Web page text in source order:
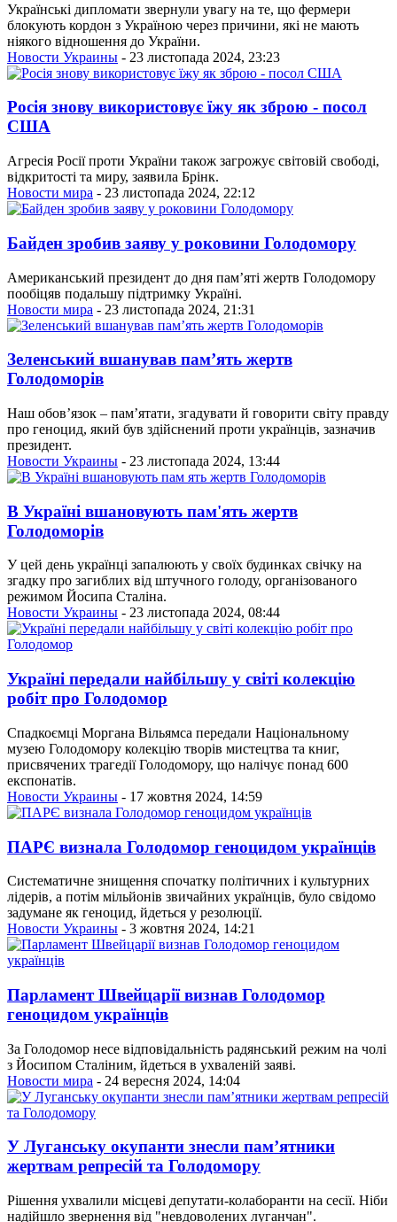
Українські дипломати звернули увагу на те, що фермери
блокують кордон з Україною через причини, які не мають
ніякого відношення до України.
Новости Украины - 23 листопада 2024, 23:23
Росія знову використовує їжу як зброю - посол
США
Агресія Росії проти України також загрожує світовій свободі,
відкритості та миру, заявила Брінк.
Новости мира - 23 листопада 2024, 22:12
Байден зробив заяву у роковини Голодомору
Американський президент до дня пам’яті жертв Голодомору
пообіцяв подальшу підтримку Україні.
Новости мира - 23 листопада 2024, 21:31
Зеленський вшанував пам’ять жертв
Голодоморів
Наш обов’язок – пам’ятати, згадувати й говорити світу правду
про геноцид, який був здійснений проти українців, зазначив
президент.
Новости Украины - 23 листопада 2024, 13:44
В Україні вшановують пам'ять жертв
Голодоморів
У цей день українці запалюють у своїх будинках свічку на
згадку про загиблих від штучного голоду, організованого
режимом Йосипа Сталіна.
Новости Украины - 23 листопада 2024, 08:44
Україні передали найбільшу у світі колекцію
робіт про Голодомор
Спадкоємці Моргана Вільямса передали Національному
музею Голодомору колекцію творів мистецтва та книг,
присвячених трагедії Голодомору, що налічує понад 600
експонатів.
Новости Украины - 17 жовтня 2024, 14:59
ПАРЄ визнала Голодомор геноцидом українців
Систематичне знищення спочатку політичних і культурних
лідерів, а потім мільйонів звичайних українців, було свідомо
задумане як геноцид, йдеться у резолюції.
Новости Украины - 3 жовтня 2024, 14:21
Парламент Швейцарії визнав Голодомор
геноцидом українців
За Голодомор несе відповідальність радянський режим на чолі
з Йосипом Сталіним, йдеться в ухваленій заяві.
Новости мира - 24 вересня 2024, 14:04
У Луганську окупанти знесли пам’ятники
жертвам репресій та Голодомору
Рішення ухвалили місцеві депутати-колаборанти на сесії. Ніби
надійшло звернення від "невдоволених луганчан".